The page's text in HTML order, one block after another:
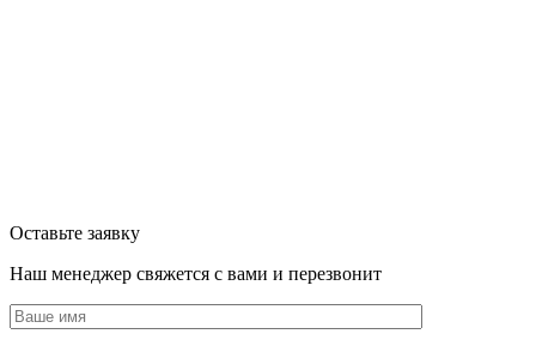
Оставьте заявку
Наш менеджер свяжется с вами и перезвонит